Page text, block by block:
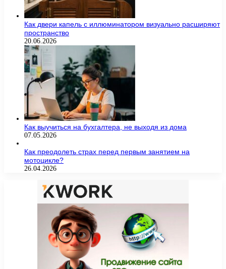
Как двери капель с иллюминатором визуально расширяют
пространство
20.06.2026
Как выучиться на бухгалтера, не выходя из дома
07.05.2026
Как преодолеть страх перед первым занятием на
мотоцикле?
26.04.2026